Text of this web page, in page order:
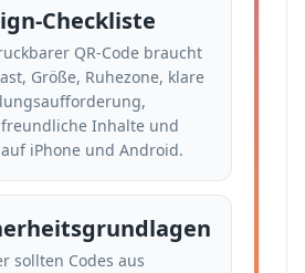
Checkliste
QR-Code braucht
Größe, Ruhezone, klare
Inhalte und
auf iPhone und Android.
sollten Codes aus